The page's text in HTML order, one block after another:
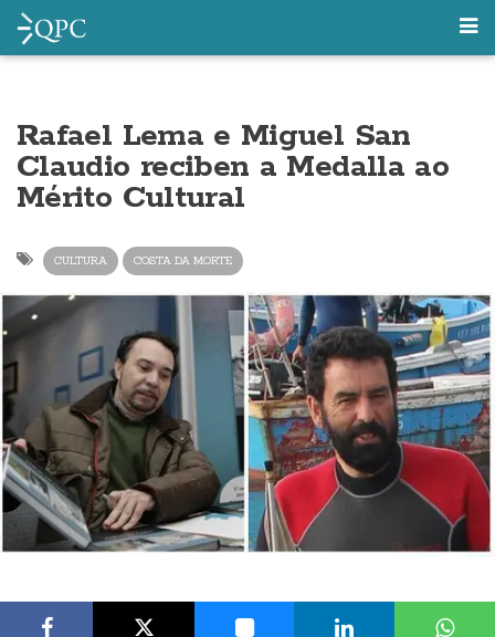
Rafael Lema e Miguel San
Claudio reciben a Medalla ao
Mérito Cultural
CULTURA COSTA DA MORTE